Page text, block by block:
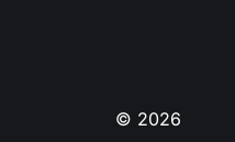
© 2026